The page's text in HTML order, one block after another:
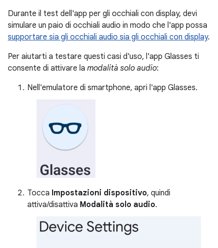
Durante il test dell'app per gli occhiali con display, devi
simulare un paio di occhiali audio in modo che l'app possa
supportare sia gli occhiali audio sia gli occhiali con display.
Per aiutarti a testare questi casi d'uso, l'app Glasses ti
consente di attivare la modalità solo audio:
Nell'emulatore di smartphone, apri l'app Glasses.
Tocca Impostazioni dispositivo, quindi
attiva/disattiva Modalità solo audio.